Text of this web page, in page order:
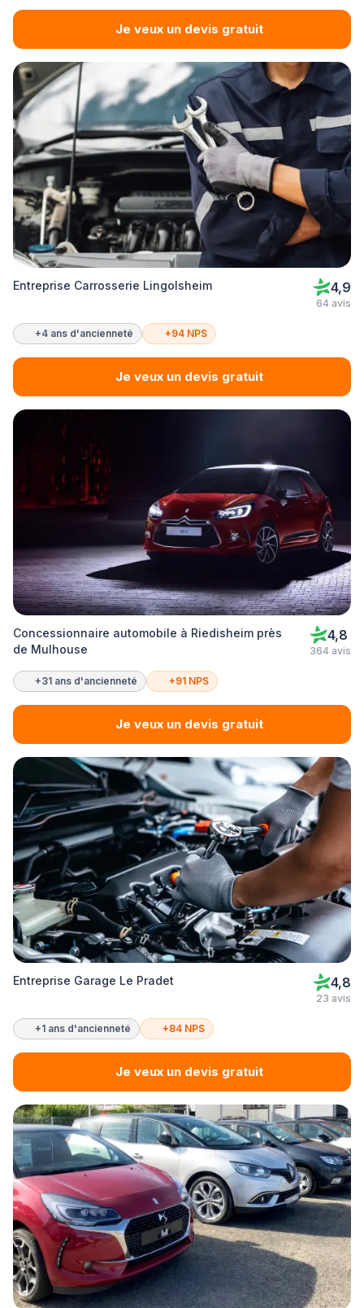
Je veux un devis gratuit
Entreprise Carrosserie Lingolsheim 4,9
64 avis
+4 ans d'ancienneté +94 NPS
Je veux un devis gratuit
Concessionnaire automobile à Riedisheim près
de Mulhouse
4,8
364 avis
+31 ans d'ancienneté +91 NPS
Je veux un devis gratuit
Entreprise Garage Le Pradet 4,8
23 avis
+1 ans d'ancienneté +84 NPS
Je veux un devis gratuit